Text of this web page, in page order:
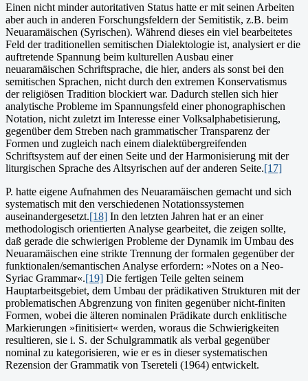
Einen nicht minder autoritativen Status hatte er mit seinen Arbeiten
aber auch in anderen Forschungsfeldern der Semitistik, z.B. beim
Neuaramäischen (Syrischen). Während dieses ein viel bearbeitetes
Feld der traditionellen semitischen Dialektologie ist, analysiert er die
auftretende Spannung beim kulturellen Ausbau einer
neuaramäischen Schriftsprache, die hier, anders als sonst bei den
semitischen Sprachen, nicht durch den extremen Konservatismus
der religiösen Tradition blockiert war. Dadurch stellen sich hier
analytische Probleme im Spannungsfeld einer phonographischen
Notation, nicht zuletzt im Interesse einer Volksalphabetisierung,
gegenüber dem Streben nach grammatischer Transparenz der
Formen und zugleich nach einem dialektübergreifenden
Schriftsystem auf der einen Seite und der Harmonisierung mit der
liturgischen Sprache des Altsyrischen auf der anderen Seite.[17]
P. hatte eigene Aufnahmen des Neuaramäischen gemacht und sich
systematisch mit den verschiedenen Notationssystemen
auseinandergesetzt.[18] In den letzten Jahren hat er an einer
methodologisch orientierten Analyse gearbeitet, die zeigen sollte,
daß gerade die schwierigen Probleme der Dynamik im Umbau des
Neuaramäischen eine strikte Trennung der formalen gegenüber der
funktionalen/semantischen Analyse erfordern: »Notes on a Neo-
Syriac Grammar«.[19] Die fertigen Teile gelten seinem
Hauptarbeitsgebiet, dem Umbau der prädikativen Strukturen mit der
problematischen Abgrenzung von finiten gegenüber nicht-finiten
Formen, wobei die älteren nominalen Prädikate durch enklitische
Markierungen »finitisiert« werden, woraus die Schwierigkeiten
resultieren, sie i. S. der Schulgrammatik als verbal gegenüber
nominal zu kategorisieren, wie er es in dieser systematischen
Rezension der Grammatik von Tsereteli (1964) entwickelt.